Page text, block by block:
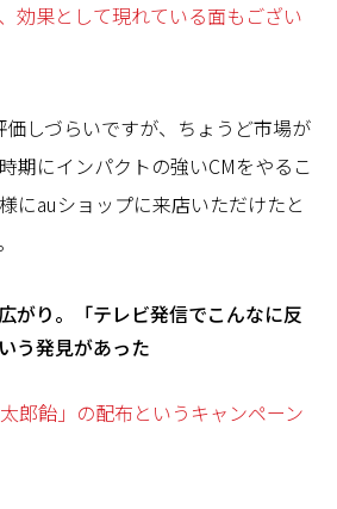
効果として現れている面もござい
しづらいですが、ちょうど市場が
期にインパクトの強いCMをやるこ
にauショップに来店いただけたと
がり。「テレビ発信でこんなに反
う発見があった
郎飴」の配布というキャンペーン